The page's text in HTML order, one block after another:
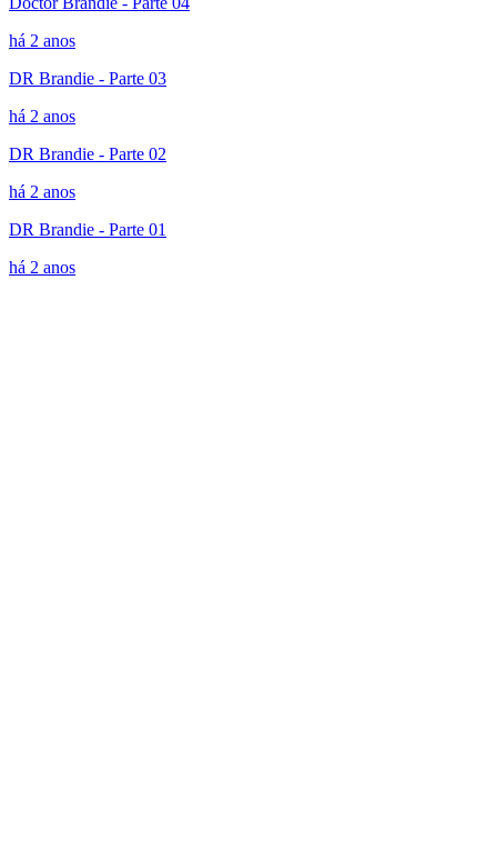
há 2 anos
DR Brandie - Parte 03
há 2 anos
DR Brandie - Parte 02
há 2 anos
DR Brandie - Parte 01
há 2 anos